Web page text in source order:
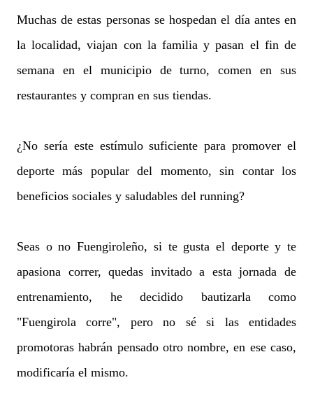
Muchas de estas personas se hospedan el día antes en
la localidad, viajan con la familia y pasan el fin de
semana en el municipio de turno, comen en sus
restaurantes y compran en sus tiendas.
¿No sería este estímulo suficiente para promover el
deporte más popular del momento, sin contar los
beneficios sociales y saludables del running?
Seas o no Fuengiroleño, si te gusta el deporte y te
apasiona correr, quedas invitado a esta jornada de
entrenamiento, he decidido bautizarla como
"Fuengirola corre", pero no sé si las entidades
promotoras habrán pensado otro nombre, en ese caso,
modificaría el mismo.